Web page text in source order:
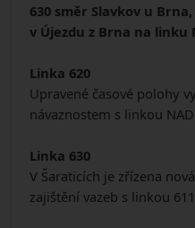
630 směr Slavkov u
v Újezdu z Brna na linku
Linka 620
Upravené časové polohy
návaznostem s linkou NAD
Linka 630
V Šaraticích je zřízena
zajištění vazeb s linkou